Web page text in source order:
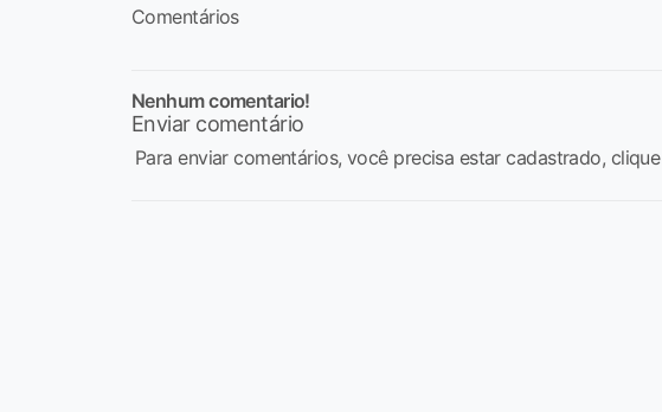
Comentários
Nenhum comentario!
Enviar comentário
Para enviar comentários, você precisa estar cadastrado, clique